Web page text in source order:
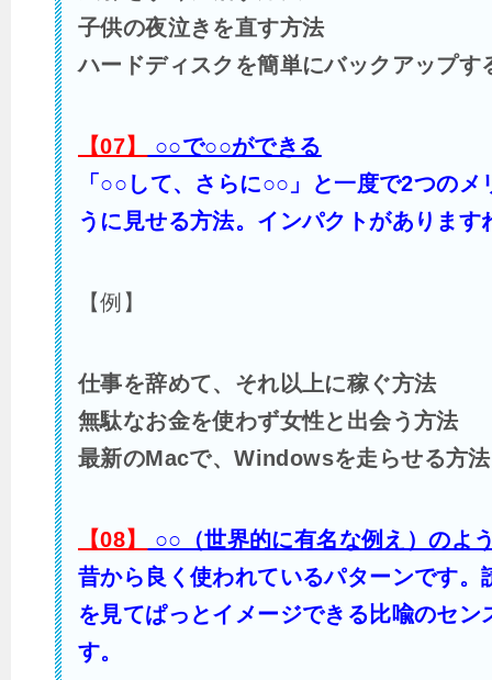
子供の夜泣きを直す方法
ハードディスクを簡単にバックアップす
【07】
○○で○○ができる
「○○して、さらに○○」と一度で2つのメ
うに見せる方法。インパクトがあります
【例】
仕事を辞めて、それ以上に稼ぐ方法
無駄なお金を使わず女性と出会う方法
最新のMacで、Windowsを走らせる方法
【08】
○○（世界的に有名な例え）のよ
昔から良く使われているパターンです。
を見てぱっとイメージできる比喩のセン
す。